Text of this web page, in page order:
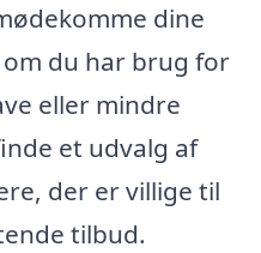
dine
du har brug for
eller mindre
et udvalg af
der er villige til
tilbud.